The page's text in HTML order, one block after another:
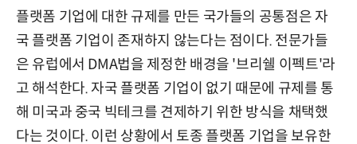
플랫폼 기업에 대한 규제를 만든 국가들의 공통점은 자
국 플랫폼 기업이 존재하지 않는다는 점이다. 전문가들
은 유럽에서 DMA법을 제정한 배경을 '브리쉘 이펙트'라
고 해석한다. 자국 플랫폼 기업이 없기 때문에 규제를 통
해 미국과 중국 빅테크를 견제하기 위한 방식을 채택했
다는 것이다. 이런 상황에서 토종 플랫폼 기업을 보유한